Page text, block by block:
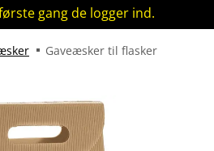
gang de logger ind.
Gaveæsker til flasker